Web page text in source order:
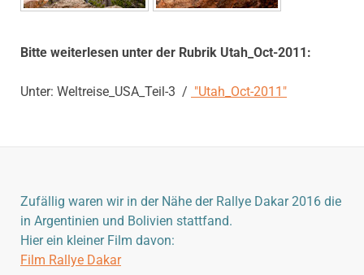
Bitte weiterlesen unter der Rubrik Utah_Oct-2011:
Unter: Weltreise_USA_Teil-3 / "Utah_Oct-2011"
Zufällig waren wir in der Nähe der Rallye Dakar 2016 die
in Argentinien und Bolivien stattfand.
Hier ein kleiner Film davon:
Film Rallye Dakar